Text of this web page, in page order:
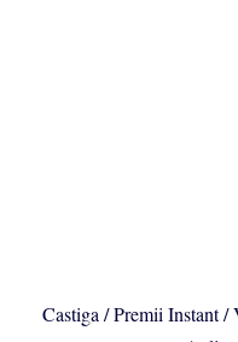
Castiga / Premii Instant